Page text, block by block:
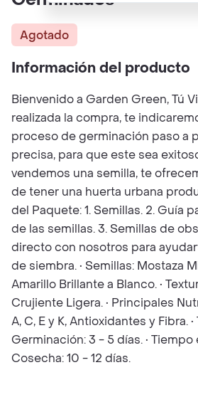
Agotado
Información del producto
Bienvenido a Garden Green, Tú
realizada la compra, te
proceso de germinación paso a
precisa, para que este sea
vendemos una semilla, te
de tener una huerta urbana
del Paquete: 1. Semillas. 2. Guía
de las semillas. 3. Semillas de
directo con nosotros para
de siembra. • Semillas: Mostaza
Amarillo Brillante a Blanco. •
Crujiente Ligera. • Principales
A, C, E y K, Antioxidantes y Fibra.
Germinación: 3 - 5 días. •
Cosecha: 10 - 12 días.